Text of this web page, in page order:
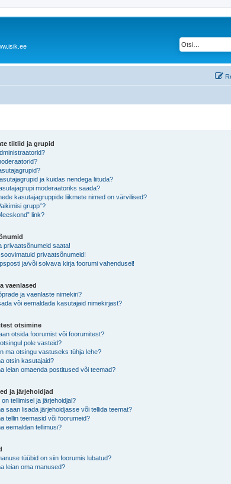
tiitlid ja grupid
ja kuidas nendega liituda?
moderaatoriks saada?
kasutajagruppide liikmete nimed on värvilised?
grupp”?
link?
privaatsõnumeid saata!
privaatsõnumeid!
ja/või solvava kirja foorumi vahendusel!
vaenlased
ja vaenlaste nimekiri?
või eemaldada kasutajaid nimekirjast?
otsimine
otsida foorumist või foorumitest?
pole vasteid?
ma otsingu vastuseks tühja lehe?
otsin kasutajaid?
leian omaenda postitused või teemad?
ja järjehoidjad
tellimisel ja järjehoidjal?
saan lisada järjehoidjasse või tellida teemat?
tellin teemasid või foorumeid?
eemaldan tellimusi?
tüübid on siin foorumis lubatud?
leian oma manused?